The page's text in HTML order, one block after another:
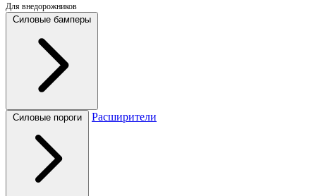
Для внедорожников
Силовые бамперы
Силовые пороги Расширители